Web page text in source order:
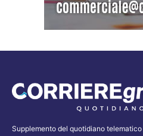
Supplemento del quotidiano telematico